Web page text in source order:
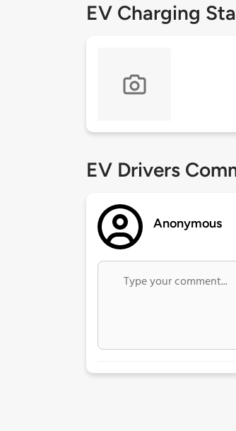
EV Charging
EV Drivers
Anonymous